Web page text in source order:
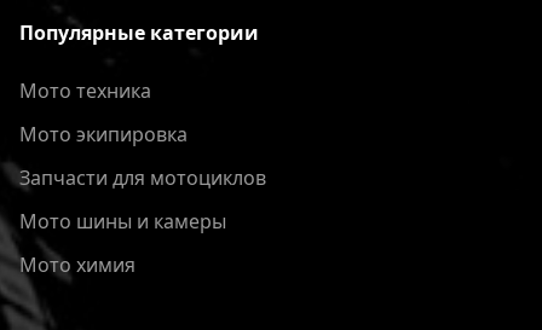
Популярные категории
Мото техника
Мото экипировка
Запчасти для мотоциклов
Мото шины и камеры
Мото химия